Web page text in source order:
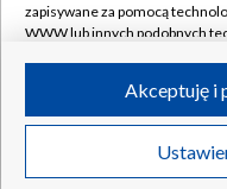
System NOS
Informacje o nadawcy
Program dla prasy
Ogłoszenie
©2026
zapisywane za pomocą
WWW lub innych podobnych
ruchu w Internecie.
Twoje dane osobowe zbierane
poszczególnych serwisówna
Akceptuję i